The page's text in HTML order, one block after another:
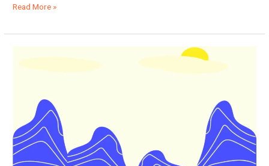
Read More »
kahanga-
kabundukan